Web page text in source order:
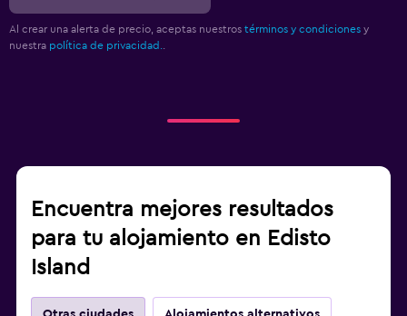
Al crear una alerta de precio, aceptas nuestros términos y condiciones y
nuestra política de privacidad.
Encuentra mejores resultados
para tu alojamiento en Edisto
Island